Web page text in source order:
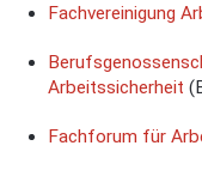
Fachvereinigung
Arbeitssicherheit
Fachforum für